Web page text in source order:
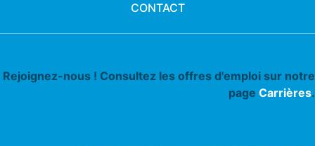
CONTACT
Rejoignez-nous ! Consultez les offres d'emploi sur notre
page Carrières.